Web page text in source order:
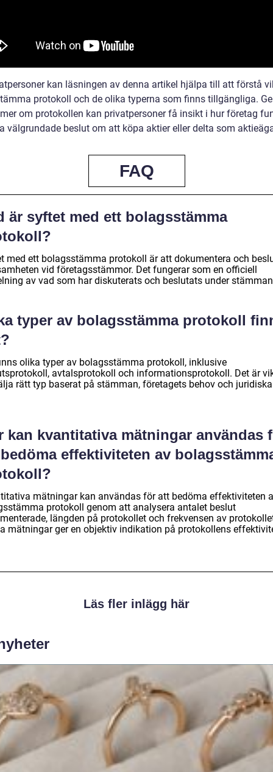
kan läsningen av denna artikel hjälpa till att förstå
protokoll och de olika typerna som finns tillgängliga.
om protokollen kan privatpersoner få insikt i hur företag
välgrundade beslut om att köpa aktier eller delta som
FAQ
är syftet med ett bolagsstämma
med ett bolagsstämma protokoll är att dokumentera och
vid företagsstämmor. Det fungerar som en officiell
av vad som har diskuterats och beslutats under
typer av bolagsstämma protokoll
olika typer av bolagsstämma protokoll, inklusive
avtalsprotokoll och informationsprotokoll. Det är
rätt typ baserat på stämman, företagets behov och juridiska
kan kvantitativa mätningar användas
effektiviteten av
mätningar kan användas för att bedöma effektiviteten
protokoll genom att analysera antalet beslut
längden på protokollet och frekvensen av
mätningar ger en objektiv indikation på protokollens
Läs fler inlägg här